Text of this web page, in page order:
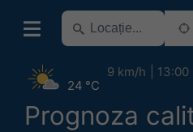
Prognoza
24 °C
9 km/h 13:00